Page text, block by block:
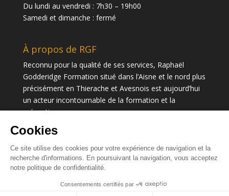
Du lundi au vendredi : 7h30 – 19h00
Samedi et dimanche : fermé
À propos de RGF
Reconnu pour la qualité de ses services, Raphaël
Godderidge Formation situé dans l’Aisne et le nord plus
précisément en Thierache et Avesnois est aujourd’hui
un acteur incontournable de la formation et la
prévention.
© RG Formation - Santé et sécurité au travail